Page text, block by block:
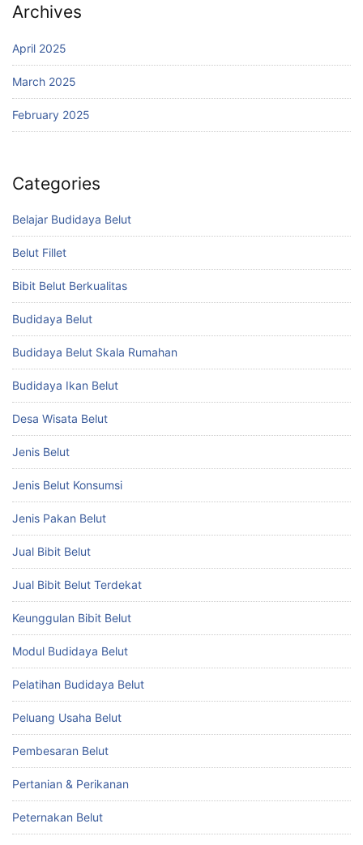
Archives
April 2025
March 2025
February 2025
Categories
Belajar Budidaya Belut
Belut Fillet
Bibit Belut Berkualitas
Budidaya Belut
Budidaya Belut Skala Rumahan
Budidaya Ikan Belut
Desa Wisata Belut
Jenis Belut
Jenis Belut Konsumsi
Jenis Pakan Belut
Jual Bibit Belut
Jual Bibit Belut Terdekat
Keunggulan Bibit Belut
Modul Budidaya Belut
Pelatihan Budidaya Belut
Peluang Usaha Belut
Pembesaran Belut
Pertanian & Perikanan
Peternakan Belut